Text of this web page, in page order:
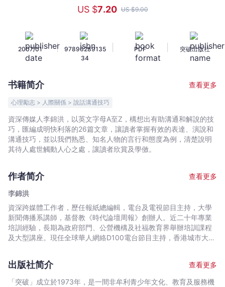
洪
-
宇
宙
｜
US $7.20 US $9.00
2007/01 |
97896289135
34
PDF 突破出版社
书籍简介 查看更多
心理勵志 > 人際關係 > 說話溝通技巧
資深傳媒人李錦洪，以英文字母A至Z，構想出有助溝通和解說的技
巧，匯編成明快利落的26篇文章，讓讀者掌握有效的表達、演說和
溝通技巧，並以我們熟悉、知名人物的言行和態度為例，清楚說明
其待人處世觸動人心之處，讓讀者欣賞及學傚。
作者简介
查看更多
李錦洪
資深跨媒體工作者，歷任報紙總編輯，電台及電視節目主持，大學
新聞傳播系講師，基督教《時代論壇周報》創辦人。近二十年專業
培訓經驗，長期為政府部門、公營機構及社福教育界舉辦培訓課程
及大型講座。現任全球華人網絡D100電台節目主持，香港城市大學
課》。
出版社简介
查看更多
「突破」成立於1973年，是一間非牟利青少年文化、教育及服務機